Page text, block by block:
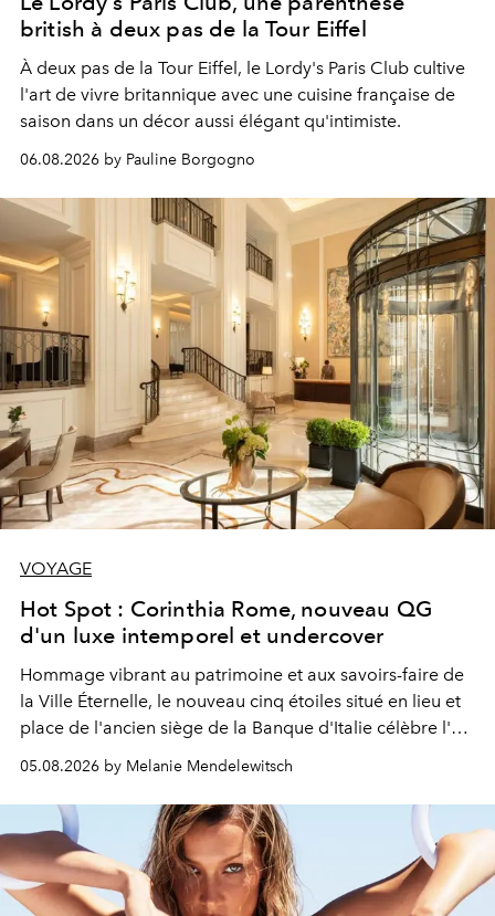
british à deux pas de la Tour Eiffel
À deux pas de la Tour Eiffel, le Lordy's Paris Club cultive
l'art de vivre britannique avec une cuisine française de
saison dans un décor aussi élégant qu'intimiste.
06.08.2026 by Pauline Borgogno
VOYAGE
Hot Spot : Corinthia Rome, nouveau QG
d'un luxe intemporel et undercover
Hommage vibrant au patrimoine et aux savoirs-faire de
la Ville Éternelle, le nouveau cinq étoiles situé en lieu et
place de l'ancien siège de la Banque d'Italie célèbre l'art
de vivre Romain dans toute son élégance intemporelle.
05.08.2026 by Melanie Mendelewitsch